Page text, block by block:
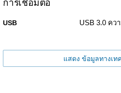
การเชื่อมต่อ
USB USB 3.0 คว
แสดง ข้อมูลทางเท